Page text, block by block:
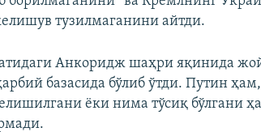
тузилмаганини айтди.
Анкоридж шаҳри яқинида
базасида бўлиб ўтди. Путин
ёки нима тўсиқ бўлгани